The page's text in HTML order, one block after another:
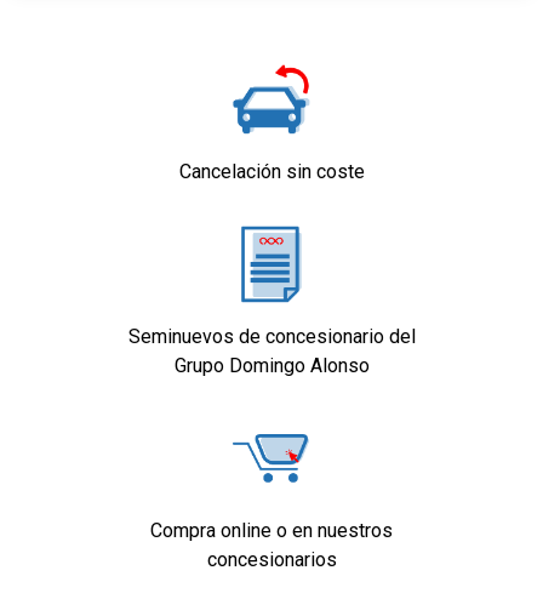
Cancelación sin coste
Seminuevos de concesionario del
Grupo Domingo Alonso
Compra online o en nuestros
concesionarios